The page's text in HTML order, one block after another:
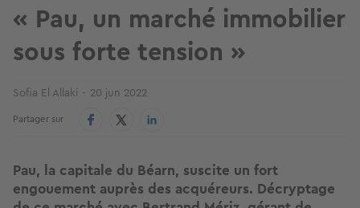
« Pau, un marché immobilier
sous forte tension »
Sofia El Allaki 20 jun 2022
Partager sur
Pau, la capitale du Béarn, suscite un fort
engouement auprès des acquéreurs. Décryptage